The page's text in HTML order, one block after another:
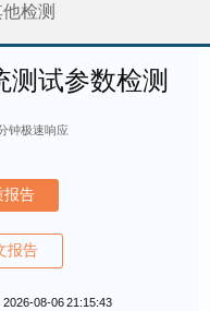
检测
测试参数检测
钟极速响应
报告
报告
08-06 21:15:43